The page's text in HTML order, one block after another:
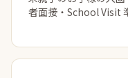
者面接・School Visit